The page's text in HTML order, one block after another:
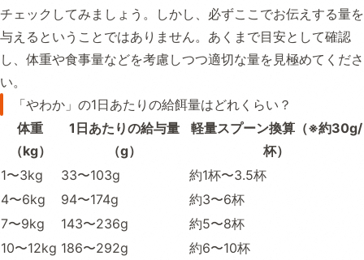
チェックしてみましょう。しかし、必ずここでお伝えする量を
与えるということではありません。あくまで目安として確認
し、体重や食事量などを考慮しつつ適切な量を見極めてくださ
い。
「やわか」の1日あたりの給餌量はどれくらい？
体重
（kg）
1日あたりの給与量
（g）
軽量スプーン換算（※約30g/
杯）
1〜3kg
33〜103g
約1杯〜3.5杯
4〜6kg
94〜174g
約3〜6杯
7〜9kg
143〜236g
約5〜8杯
10〜12kg 186〜292g
約6〜10杯